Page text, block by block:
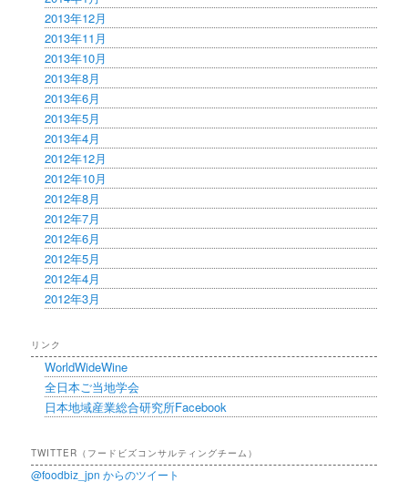
2013年12月
2013年11月
2013年10月
2013年8月
2013年6月
2013年5月
2013年4月
2012年12月
2012年10月
2012年8月
2012年7月
2012年6月
2012年5月
2012年4月
2012年3月
リンク
WorldWideWine
全日本ご当地学会
日本地域産業総合研究所Facebook
TWITTER（フードビズコンサルティングチーム）
@foodbiz_jpn からのツイート